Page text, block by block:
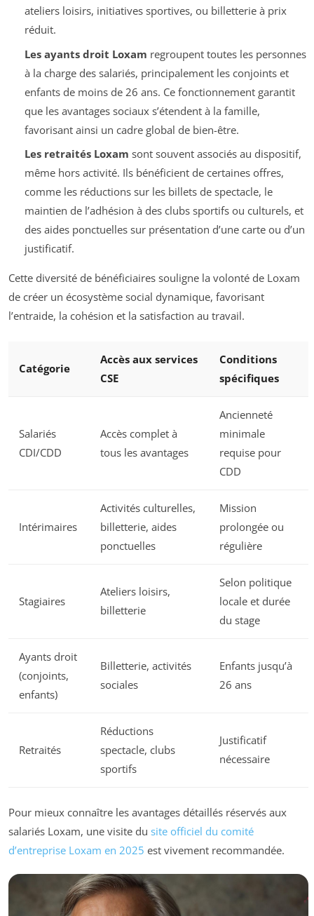
ateliers loisirs, initiatives sportives, ou billetterie à prix
réduit.
Les ayants droit Loxam regroupent toutes les personnes
à la charge des salariés, principalement les conjoints et
enfants de moins de 26 ans. Ce fonctionnement garantit
que les avantages sociaux s’étendent à la famille,
favorisant ainsi un cadre global de bien-être.
Les retraités Loxam sont souvent associés au dispositif,
même hors activité. Ils bénéficient de certaines offres,
comme les réductions sur les billets de spectacle, le
maintien de l’adhésion à des clubs sportifs ou culturels, et
des aides ponctuelles sur présentation d’une carte ou d’un
justificatif.
Cette diversité de bénéficiaires souligne la volonté de Loxam
de créer un écosystème social dynamique, favorisant
l’entraide, la cohésion et la satisfaction au travail.
Catégorie
Accès aux services
CSE
Conditions
spécifiques
Salariés
CDI/CDD
Accès complet à
tous les avantages
Ancienneté
minimale
requise pour
CDD
Intérimaires
Activités culturelles,
billetterie, aides
ponctuelles
Mission
prolongée ou
régulière
Stagiaires
Ateliers loisirs,
billetterie
Selon politique
locale et durée
du stage
Ayants droit
(conjoints,
enfants)
Billetterie, activités
sociales
Enfants jusqu’à
26 ans
Retraités
Réductions
spectacle, clubs
sportifs
Justificatif
nécessaire
Pour mieux connaître les avantages détaillés réservés aux
salariés Loxam, une visite du site officiel du comité
d’entreprise Loxam en 2025 est vivement recommandée.